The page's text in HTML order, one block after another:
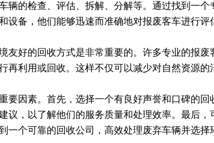
辆的检查、评估、拆解、分解等。通过找到一
设备，他们能够迅速而准确地对报废客车进行
友好的回收方式是非常重要的。许多专业的报废
再利用或回收。这样不仅可以减少对自然资源的
要因素。首先，选择一个有良好声誉和口碑的回
议，以了解他们的服务质量和处理效率。最后
一个可靠的回收公司，高效处理废弃车辆并选